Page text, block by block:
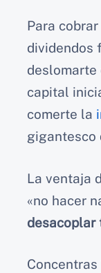
Para
dividendos
deslomarte
capital
comerte la
gigantesco
La ventaja
«no hacer
desacoplar